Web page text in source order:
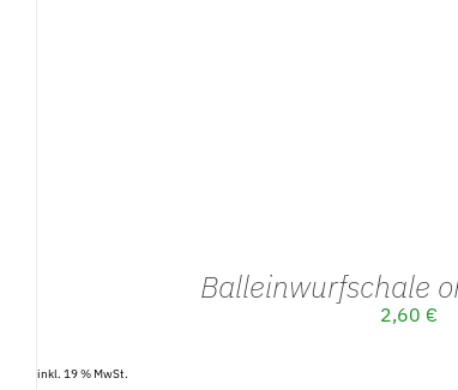
Balleinwurfschale
2,60 €
inkl. 19 % MwSt.